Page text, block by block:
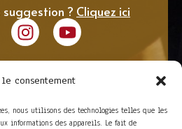
le consentement
nous utilisons des technologies telles que les
informations des appareils. Le fait de
suggestion ? Cliquez ici